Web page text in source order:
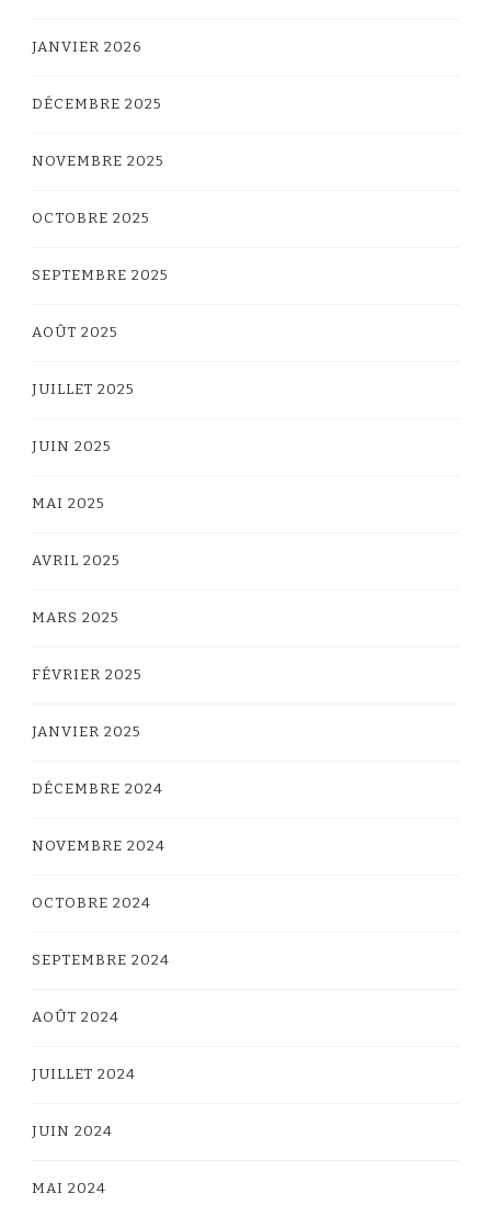
JANVIER 2026
DÉCEMBRE 2025
NOVEMBRE 2025
OCTOBRE 2025
SEPTEMBRE 2025
AOÛT 2025
JUILLET 2025
JUIN 2025
MAI 2025
AVRIL 2025
MARS 2025
FÉVRIER 2025
JANVIER 2025
DÉCEMBRE 2024
NOVEMBRE 2024
OCTOBRE 2024
SEPTEMBRE 2024
AOÛT 2024
JUILLET 2024
JUIN 2024
MAI 2024